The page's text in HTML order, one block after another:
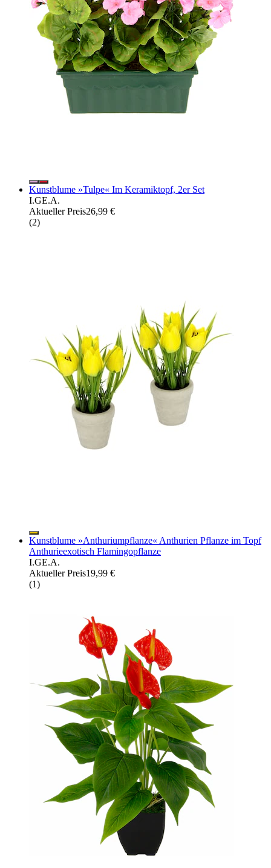
Kunstblume »Tulpe« Im Keramiktopf, 2er Set
I.GE.A.
Aktueller Preis26,99 €
(2)
Kunstblume »Anthuriumpflanze« Anthurien Pflanze im Topf
Anthurieexotisch Flamingopflanze
I.GE.A.
Aktueller Preis19,99 €
(1)